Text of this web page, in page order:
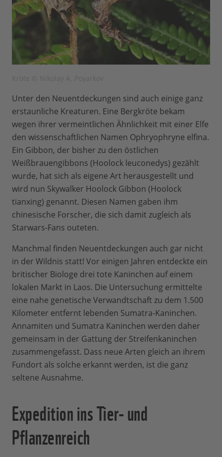
Unter den Neuentdeckungen sind auch einige ganz
erstaunliche Kreaturen. Eine Bergkröte bekam
wegen ihrer vermeintlichen Ähnlichkeit mit einer Elfe
den wissenschaftlichen Namen Ophryophryne elfina.
Ein Gibbon, der bisher zu den östlichen
Weißbrauengibbons (Hoolock leuconedys) gezählt
wurde, hat sich als eigene Art herausgestellt und
wird nun Skywalker Hoolock Gibbon (Hoolock
tianxing) genannt. Diesen Namen gaben ihm
chinesische Forscher, die sich damit zugleich als
Starwars-Fans outeten.
Manchmal finden Neuentdeckungen auch gar nicht
in der Wildnis statt! Vor einigen Jahren entdeckte ein
britischer Biologe drei tote Kaninchen auf einem
lokalen Markt in Laos. Die Untersuchung ermittelte
eine nahe genetische Verwandtschaft zu dem 1.500
Kilometer entfernt lebenden Sumatra-Kaninchen.
Annamiten und Sumatra Kaninchen werden daher
gemeinsam in der Gattung der Streifenkaninchen
zusammengefasst. Dass neue Arten gleich an ihrem
Fundort als solche erkannt werden, ist die ganz
seltene Ausnahme.
Expedition ins Tier- und
Pflanzenreich